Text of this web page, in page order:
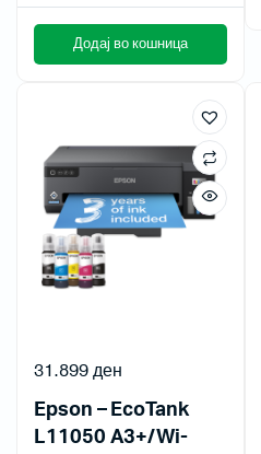
Додај во кошница
Epson – EcoTank
L11050 A3+/Wi-
31.899ден